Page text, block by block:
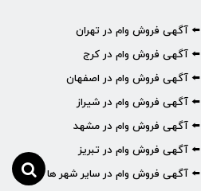
⬅️ آگهی فروش وام در تهران
⬅️ آگهی فروش وام در کرج
⬅️ آگهی فروش وام در اصفهان
⬅️ آگهی فروش وام در شیراز
⬅️ آگهی فروش وام در مشهد
⬅️ آگهی فروش وام در تبریز
⬅️ آگهی فروش وام در سایر شهر ها